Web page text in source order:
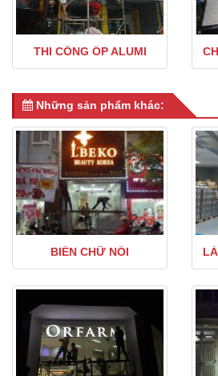
THI CÔNG ỐP ALUMI
Những sản phẩm khác:
BIỂN CHỮ NỔI